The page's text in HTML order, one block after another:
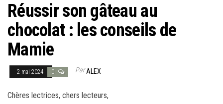
Réussir son gâteau au
chocolat : les conseils de
Mamie
2 mai 2024 0 ParALEX
Chères lectrices, chers lecteurs,